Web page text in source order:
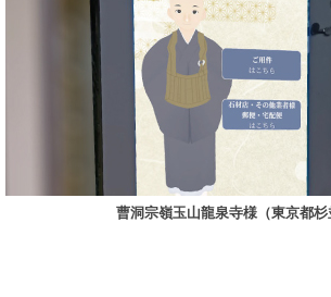
曹洞宗嶺玉山龍泉寺様（東京都杉